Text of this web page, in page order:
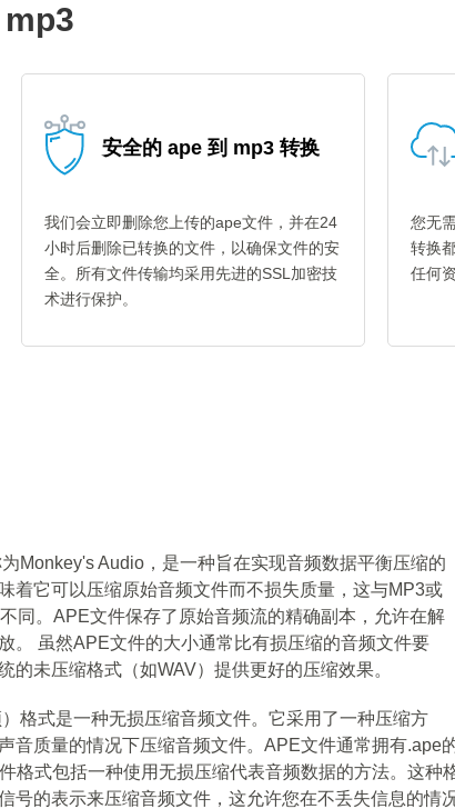
mp3
安全的 ape 到 mp3 转换
我们会立即删除您上传的ape文件，并在24
小时后删除已转换的文件，以确保文件的安
全。所有文件传输均采用先进的SSL加密技
术进行保护。
您无
转换
任何
Monkey's Audio，是一种旨在实现音频数据平衡压缩的
着它可以压缩原始音频文件而不损失质量，这与MP3或
同。APE文件保存了原始音频流的精确副本，允许在解
。 虽然APE文件的大小通常比有损压缩的音频文件要
的未压缩格式（如WAV）提供更好的压缩效果。
格式是一种无损压缩音频文件。它采用了一种压缩方
音质量的情况下压缩音频文件。APE文件通常拥有.ape
格式包括一种使用无损压缩代表音频数据的方法。这种
号的表示来压缩音频文件，这允许您在不丢失信息的情